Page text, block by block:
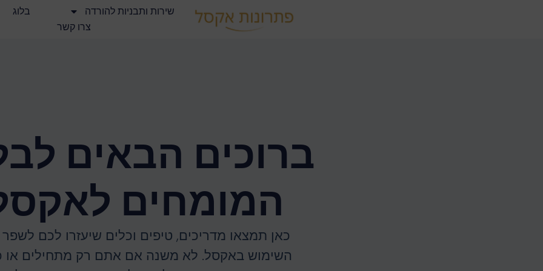
שירות ותבניות להורדה
בלוג
צרו קשר
ברוכים הבאים
המומחים
כאן תמצאו מדריכים, טיפים וכלים שיעזרו לכם
השימוש באקסל. לא משנה אם אתם רק מתחילים או